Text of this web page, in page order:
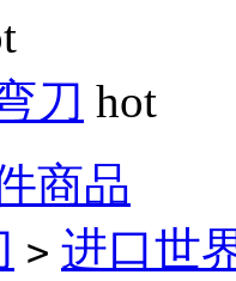
刀 hot
商品
> 进口世